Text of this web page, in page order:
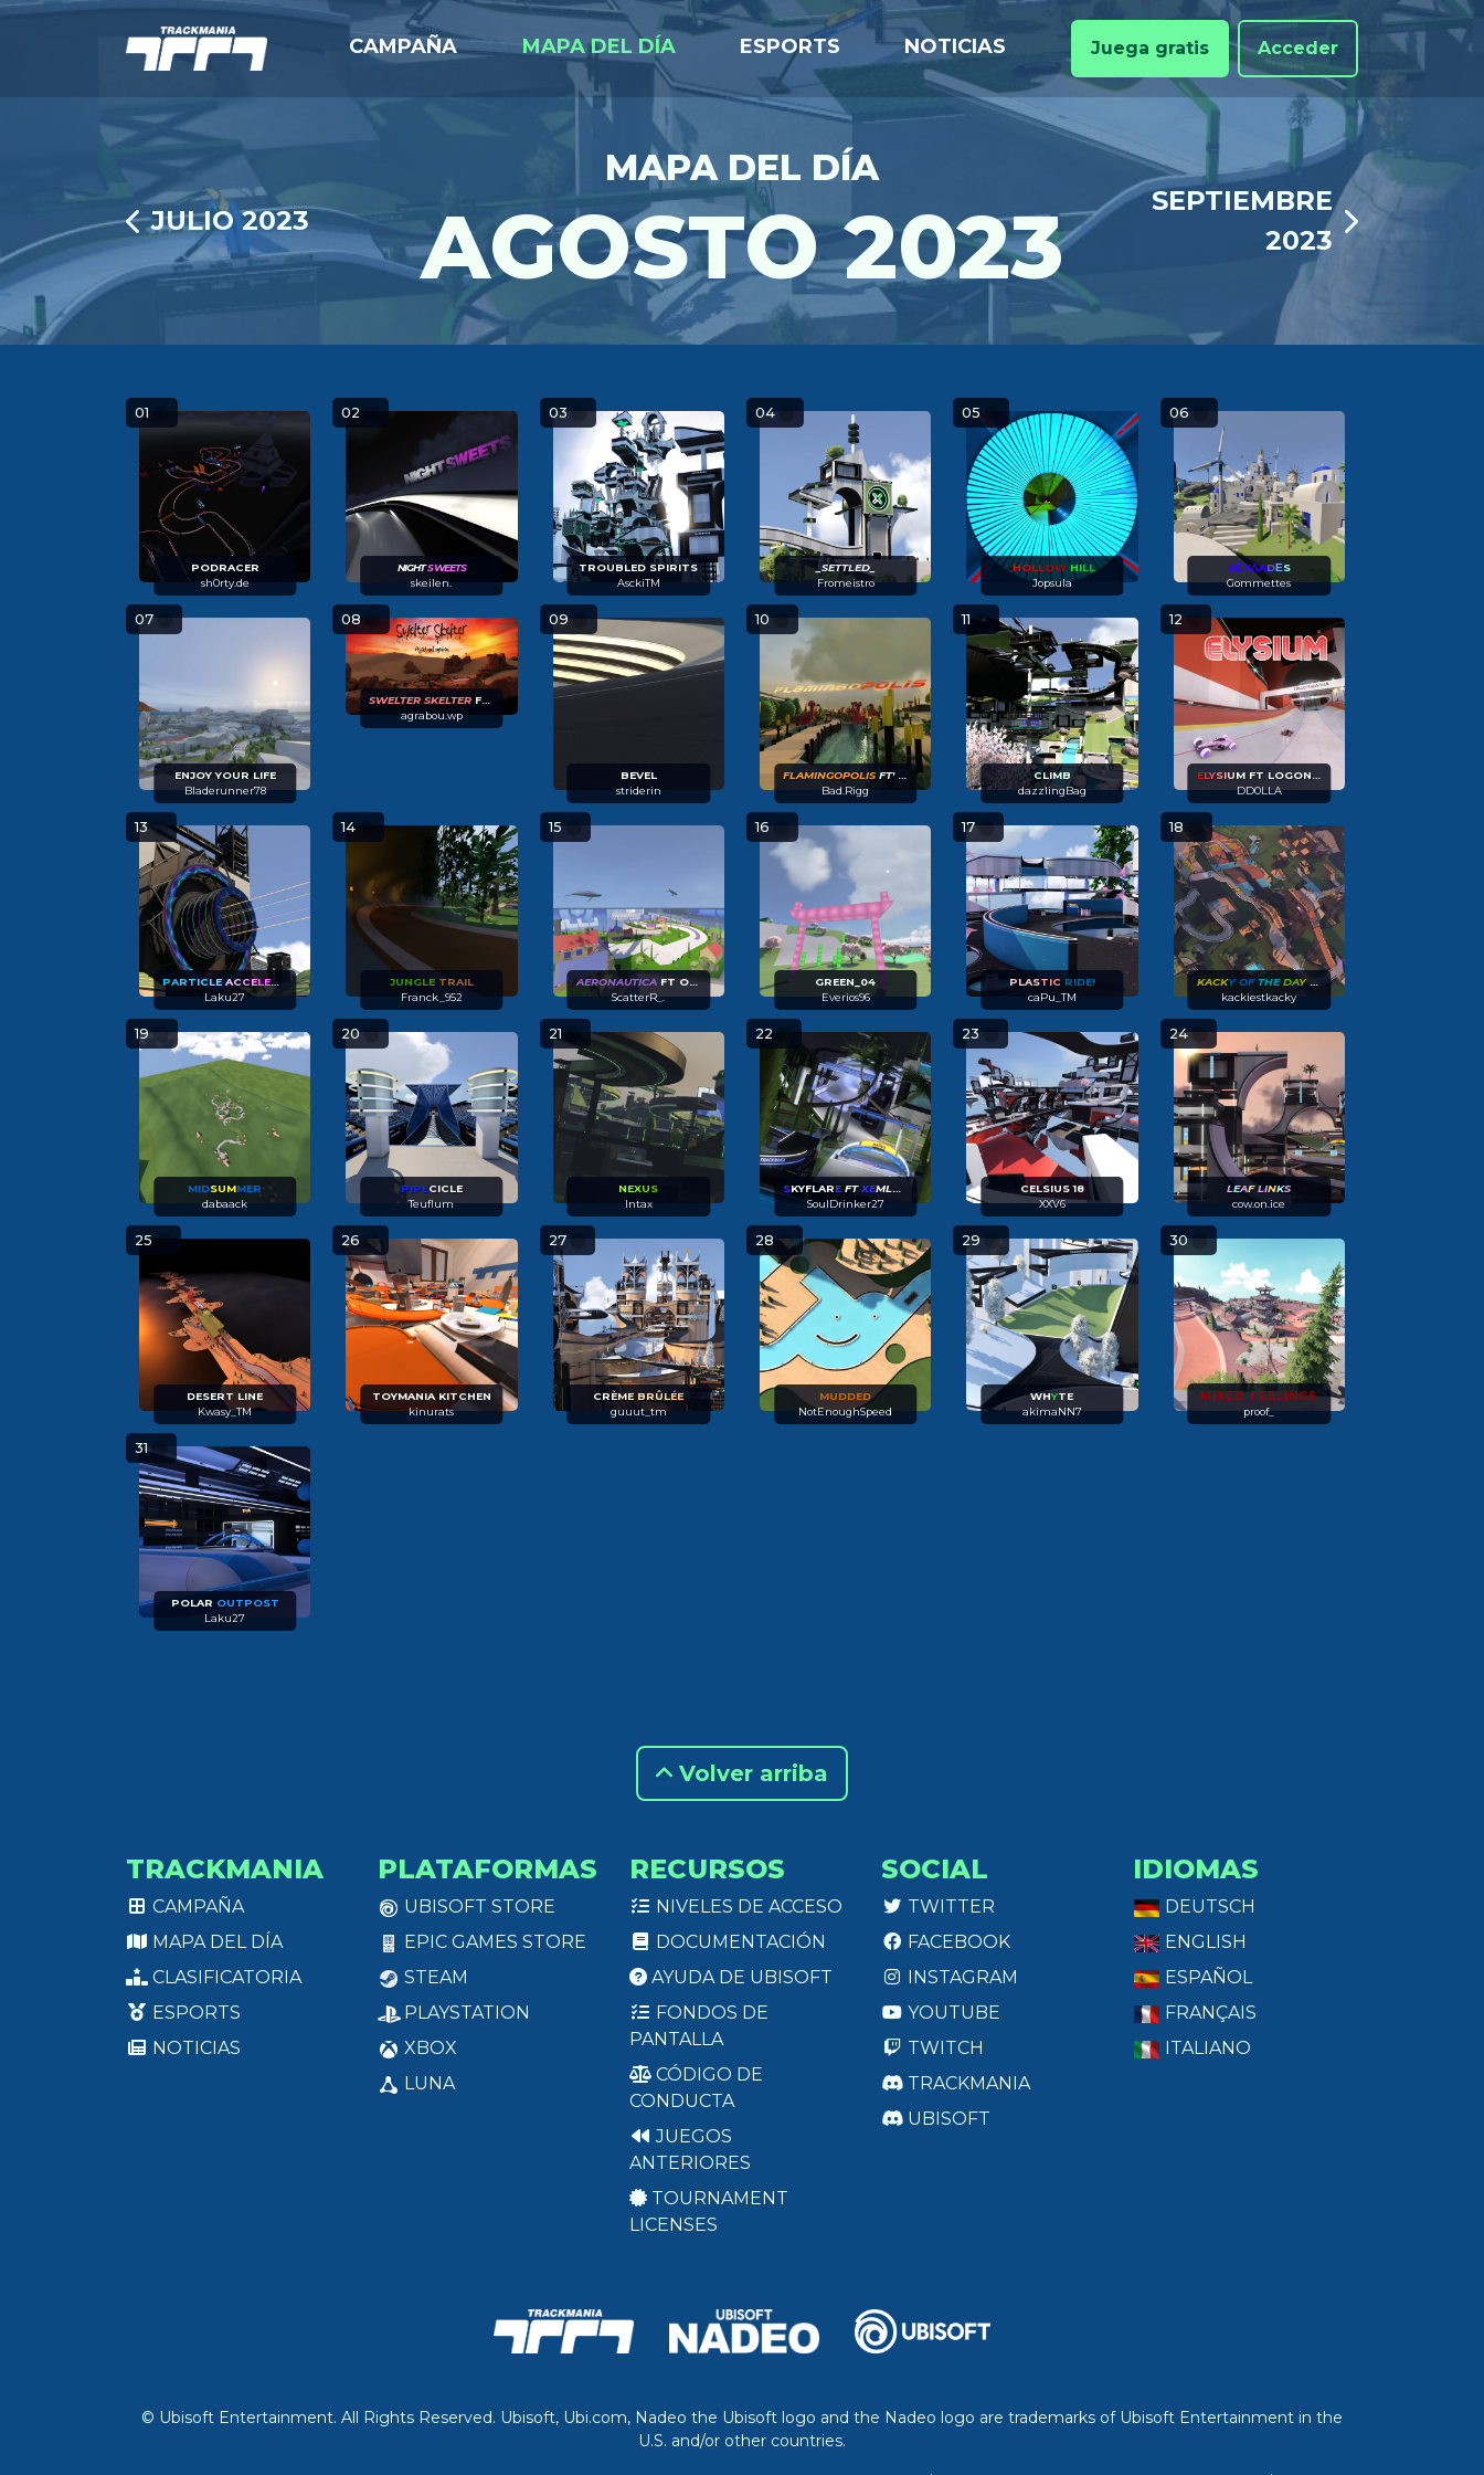
CAMPAÑA MAPA DEL DÍA ESPORTS NOTICIAS Juega gratis Acceder
JULIO 2023
MAPA DEL DÍA
AGOSTO 2023
SEPTIEMBRE
2023
01
PODRACER
sh0rty.de
02
NIGHTSWEETS
skeilen.
03
TROUBLED SPIRITS
AsckiTM
04
_SETTLED_
Fromeistro
05
-HOLLOWHILL
Jopsula
06
KΕKΛADΕS
Gommettes
07
ENJOY YOUR LIFE
Bladerunner78
08
SWELTER SKELTER FT' ASCKI
agrabou.wp
09
BEVEL
striderin
10
FLAMINGOPOLISFT' AGRABOU
Bad.Rigg
11
CLIMB
dazzlingBag
12
ELYSIUM FT LOGON13 &AMP; AVONDALE
DD0LLA
13
PARTICLEACCELERA
TOR
Laku27
14
JUNGLE TRAIL
Franck_952
15
AERONAUTICA FT OCLAVUKIXUS
ScatterR_.
16
GREEN_04
Everios96
17
PLASTIC RIDE!
caPu_TM
18
KACKY OFTHEDAY #2
kackiestkacky
19
MIDSUMMER
dabaack
20
PIPECICLE
Teuflum
21
NEXUS
Intax
22
SKYFLARE FTXEMLA
NX
SoulDrinker27
23
CELSIUS 18
XXV6
24
LEAFLINKS
cow.on.ice
25
DESERT LINE
Kwasy_TM
26
TOYMANIA KITCHEN
kinurats
27
CRÈME BRÛLÉE
guuut_tm
28
MUDDED
NotEnoughSpeed
29
WHYTE
akimaNN7
30
MIXED FEELINGS
proof_
31
POLAR OUTPOST
Laku27
Volver arriba
TRACKMANIA
CAMPAÑA
MAPA DEL DÍA
CLASIFICATORIA
ESPORTS
NOTICIAS
PLATAFORMAS
UBISOFT STORE
EPIC GAMES STORE
STEAM
PLAYSTATION
XBOX
LUNA
RECURSOS
NIVELES DE ACCESO
DOCUMENTACIÓN
AYUDA DE UBISOFT
FONDOS DE
PANTALLA
CÓDIGO DE
CONDUCTA
JUEGOS
ANTERIORES
TOURNAMENT
LICENSES
SOCIAL
TWITTER
FACEBOOK
INSTAGRAM
YOUTUBE
TWITCH
TRACKMANIA
UBISOFT
IDIOMAS
DEUTSCH
ENGLISH
ESPAÑOL
FRANÇAIS
ITALIANO
© Ubisoft Entertainment. All Rights Reserved. Ubisoft, Ubi.com, Nadeo the Ubisoft logo and the Nadeo logo are trademarks of Ubisoft Entertainment in the
U.S. and/or other countries.